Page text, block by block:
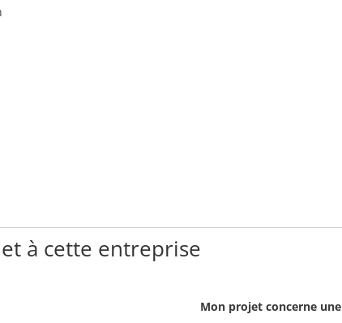
à cette entreprise
Mon projet concerne une